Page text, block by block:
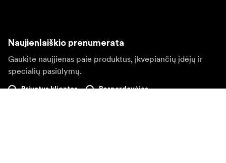
Naujienlaiškio prenumerata
Gaukite naujjienas paie produktus, įkvepiančių įdėjų ir
specialių pasiūlymų.
Privatus klientas Perpardavėjas